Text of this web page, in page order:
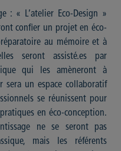
: « L’atelier Eco-Design »
confier un projet en éco-
au mémoire et à
seront assisté.es par
qui les amèneront à
sera un espace collaboratif
se réunissent pour
en éco-conception.
ne se seront pas
mais les référents